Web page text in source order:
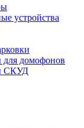
устройства
для домофонов
СКУД